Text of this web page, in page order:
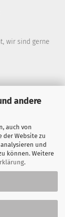
andere
auch von
Website zu
und
können. Weitere
.
wir sind gerne